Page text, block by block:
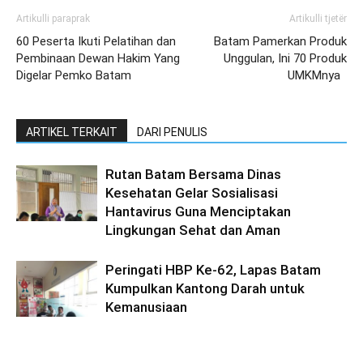
Artikulli paraprak
60 Peserta Ikuti Pelatihan dan
Pembinaan Dewan Hakim Yang
Digelar Pemko Batam
Artikulli tjetër
Batam Pamerkan Produk
Unggulan, Ini 70 Produk
UMKMnya
ARTIKEL TERKAIT DARI PENULIS
Rutan Batam Bersama Dinas
Kesehatan Gelar Sosialisasi
Hantavirus Guna Menciptakan
Lingkungan Sehat dan Aman
Peringati HBP Ke-62, Lapas Batam
Kumpulkan Kantong Darah untuk
Kemanusiaan